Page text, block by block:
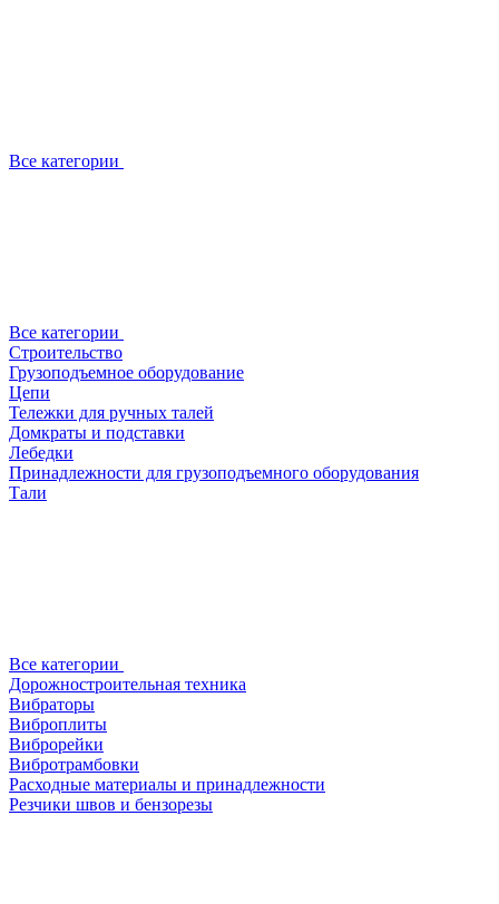
Все категории
Все категории
Строительство
Грузоподъемное оборудование
Цепи
Тележки для ручных талей
Домкраты и подставки
Лебедки
Принадлежности для грузоподъемного оборудования
Тали
Все категории
Дорожностроительная техника
Вибраторы
Виброплиты
Виброрейки
Вибротрамбовки
Расходные материалы и принадлежности
Резчики швов и бензорезы